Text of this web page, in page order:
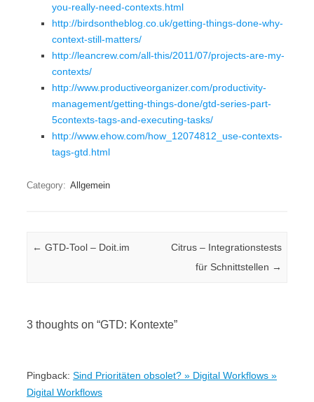
you-really-need-contexts.html
http://birdsontheblog.co.uk/getting-things-done-why-
context-still-matters/
http://leancrew.com/all-this/2011/07/projects-are-my-
contexts/
http://www.productiveorganizer.com/productivity-
management/getting-things-done/gtd-series-part-
5contexts-tags-and-executing-tasks/
http://www.ehow.com/how_12074812_use-contexts-
tags-gtd.html
Category: Allgemein
Post navigation
← GTD-Tool – Doit.im
Citrus – Integrationstests
für Schnittstellen →
3 thoughts on “GTD: Kontexte”
Pingback: Sind Prioritäten obsolet? » Digital Workflows »
Digital Workflows